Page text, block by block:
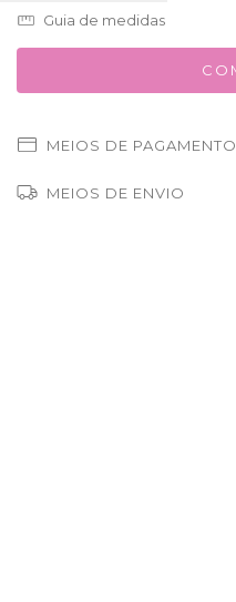
Guia de medidas
MEIOS DE PAGAMENTO
MEIOS DE ENVIO